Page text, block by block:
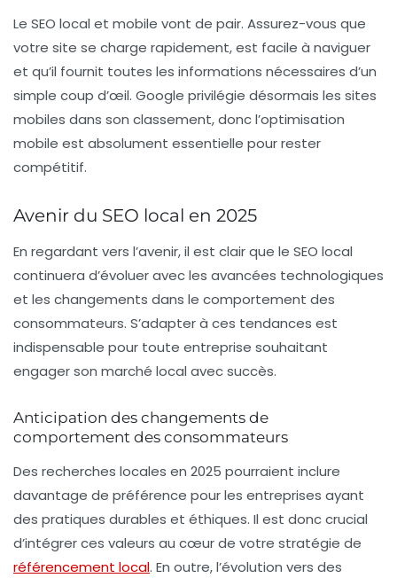
Le SEO local et mobile vont de pair. Assurez-vous que
votre site se charge rapidement, est facile à naviguer
et qu’il fournit toutes les informations nécessaires d’un
simple coup d’œil. Google privilégie désormais les sites
mobiles dans son classement, donc l’optimisation
mobile est absolument essentielle pour rester
compétitif.
Avenir du SEO local en 2025
En regardant vers l’avenir, il est clair que le SEO local
continuera d’évoluer avec les avancées technologiques
et les changements dans le comportement des
consommateurs. S’adapter à ces tendances est
indispensable pour toute entreprise souhaitant
engager son marché local avec succès.
Anticipation des changements de
comportement des consommateurs
Des recherches locales en 2025 pourraient inclure
davantage de préférence pour les entreprises ayant
des pratiques durables et éthiques. Il est donc crucial
d’intégrer ces valeurs au cœur de votre stratégie de
référencement local. En outre, l’évolution vers des